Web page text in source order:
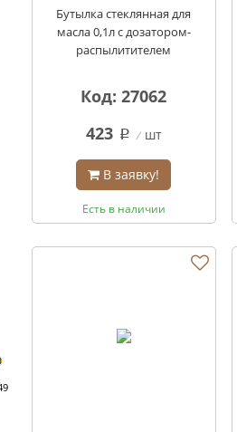
Бутылка стеклянная для
масла 0,1л с дозатором-
распылитителем
Код: 27062
423 q шт
В заявку!
Есть в наличии